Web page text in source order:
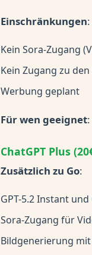
Einschränkungen:
Kein Sora-Zugang
Kein Zugang zu
Werbung geplant
Für wen geeignet
ChatGPT Plus
Zusätzlich zu Go:
GPT-5.2 Instant
Sora-Zugang für
Bildgenerierung mit